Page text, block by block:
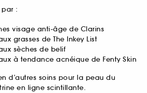
par :
visage anti-âge de Clarins
grasses de The Inkey List
sèches de belif
à tendance acnéique de Fenty Skin
d’autres soins pour la peau du
en ligne scintillante.